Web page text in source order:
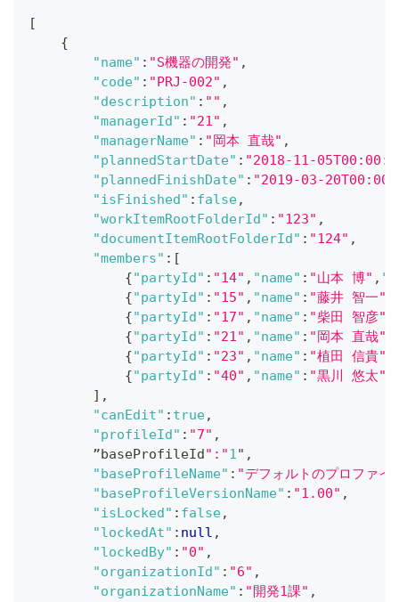
[
{
"name" : "S機器の開発" ,
"code" : "PRJ-002" ,
"description" : "" ,
"managerId" : "21" ,
"managerName" : "岡本 直哉" ,
"plannedStartDate" : "2018-11-
"plannedFinishDate" : "2019-03-
"isFinished" : false,
"workItemRootFolderId" : "123" ,
"documentItemRootFolderId" : "124" ,
"members" : [
{"partyId" : "14" , "name" : "山本 博" ,
{"partyId" : "15" , "name" : "藤井 智一"
{"partyId" : "17" , "name" : "柴田 智彦"
{"partyId" : "21" , "name" : "岡本 直哉"
{"partyId" : "23" , "name" : "植田 信貴"
{"partyId" : "40" , "name" : "黒川 悠太"
] ,
"canEdit" : true,
"profileId" : "7" ,
        ”baseProfileId
":"1" ,
"baseProfileName" : "デフォルトのプロファイ
"baseProfileVersionName" : "1.00" ,
"isLocked" : false,
"lockedAt" : null ,
"lockedBy" : "0" ,
"organizationId" : "6" ,
"organizationName" : "開発1課" ,